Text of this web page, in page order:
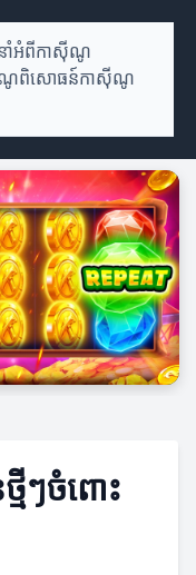
ាំអំពីកាស៊ីណូ
ណូពិសោធន៍កាស៊ីណូ
មីៗចំពោះ